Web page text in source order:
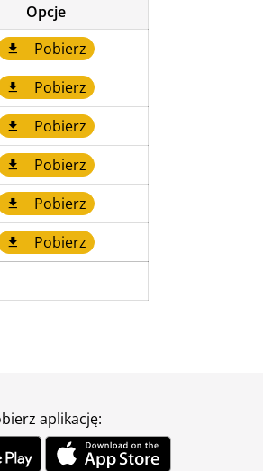
Opcje
Pobierz
Pobierz
Pobierz
Pobierz
Pobierz
Pobierz
aplikację: